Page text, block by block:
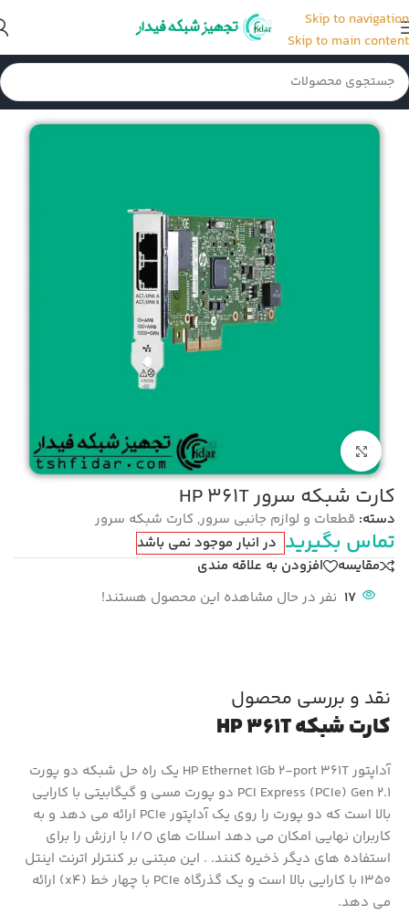
Skip to navigation
Skip to main content
خانه/قطعات و لوازم جانبی سرور/کارت شبکه سرور
بزرگنمایی تصویر
کارت شبکه سرور HP 361T
دسته: قطعات و لوازم جانبی سرور, کارت شبکه سرور
تماس بگیرید در انبار موجود نمی باشد
مقایسه
افزودن به علاقه مندی
17 نفر در حال مشاهده این محصول هستند!
نقد و بررسی محصول
کارت شبکه HP 361T
آداپتور HP Ethernet 1Gb 2-port 361T یک راه حل شبکه دو پورت
PCI Express (PCIe) Gen 2.1 دو پورت مسی و گیگابیتی با کارایی
بالا است که دو پورت را روی یک آداپتور PCIe ارائه می دهد و به
کاربران نهایی امکان می دهد اسلات های I/O با ارزش را برای
استفاده های دیگر ذخیره کنند. . این مبتنی بر کنترلر اترنت اینتل
I350 با کارایی بالا است و یک گذرگاه PCIe با چهار خط (x4) ارائه
می دهد.